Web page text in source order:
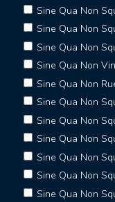
Sine Qua Non
Sine Qua Non
Sine Qua Non
Sine Qua Non
Sine Qua Non
Sine Qua Non
Sine Qua Non
Sine Qua Non
Sine Qua Non
Sine Qua Non
Sine Qua Non